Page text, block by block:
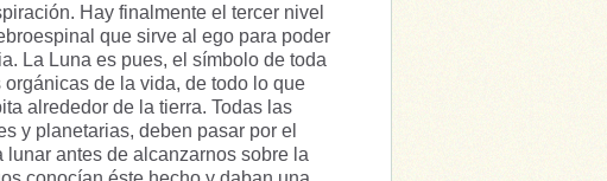
Hay finalmente el tercer nivel
que sirve al ego para poder
La Luna es pues, el símbolo de toda
de la vida, de todo lo que
alrededor de la tierra. Todas las
y planetarias, deben pasar por el
antes de alcanzarnos sobre la